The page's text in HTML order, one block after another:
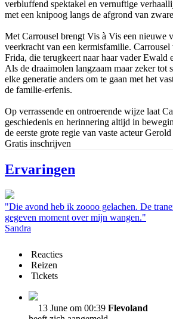
verbluffend spektakel en vernuftige
met een knipoog langs de afgrond van
Met Carrousel brengt Vis à Vis een nieuwe
veerkracht van een kermisfamilie. Carrousel
Frida, die terugkeert naar haar vader Ewald
Als de draaimolen langzaam maar zeker tot
elke generatie anders om te gaan met het
de familie-erfenis.
Op verrassende en ontroerende wijze laat
geschiedenis en herinnering altijd in
de eerste grote regie van vaste acteur
Gratis inschrijven
Ervaringen
"Die avond heb ik zoooo gelachen. De
gegeven moment over mijn wangen."
Sandra
Reacties
Reizen
Tickets
13 June om 00:39 Flevoland